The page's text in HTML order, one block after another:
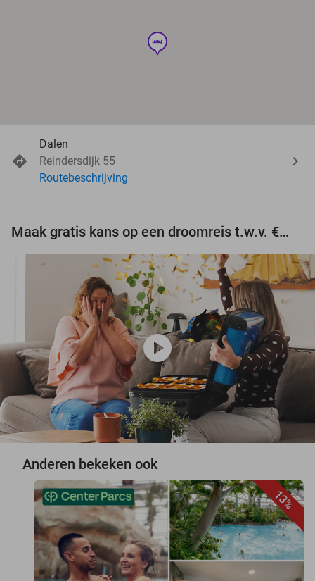
hotel
Dalen
Reindersdijk 55
Routebeschrijving
Maak gratis kans op een droomreis t.w.v. €3.000!
play_circle
Anderen bekeken ook
13%